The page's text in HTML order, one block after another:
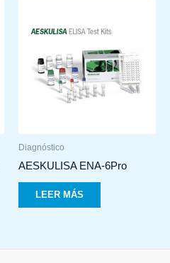
Diagnóstico
AESKULISA ENA-6Pro
LEER MÁS